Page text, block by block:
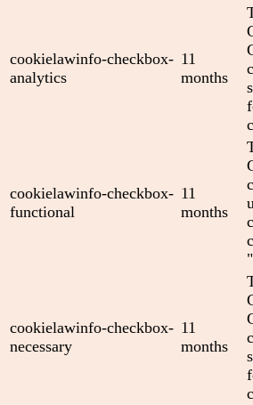
cookielawinfo-checkbox-
analytics
11
months
cookielawinfo-checkbox-
functional
11
months
cookielawinfo-checkbox-
necessary
11
months